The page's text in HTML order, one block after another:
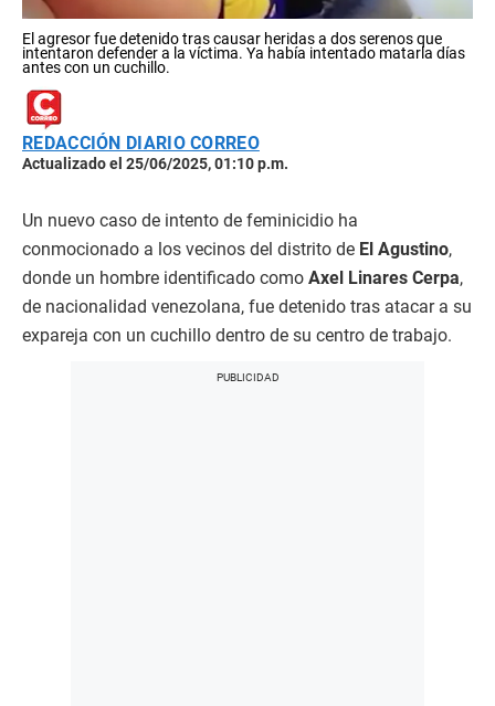
El agresor fue detenido tras causar heridas a dos serenos que
intentaron defender a la víctima. Ya había intentado matarla días
antes con un cuchillo.
REDACCIÓN DIARIO CORREO
Actualizado el 25/06/2025, 01:10 p.m.
Un nuevo caso de intento de feminicidio ha
conmocionado a los vecinos del distrito de El Agustino,
donde un hombre identificado como Axel Linares Cerpa,
de nacionalidad venezolana, fue detenido tras atacar a su
expareja con un cuchillo dentro de su centro de trabajo.